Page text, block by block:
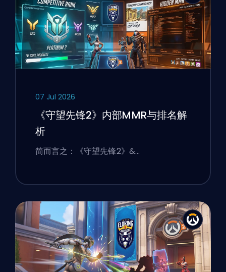
07 Jul 2026
《守望先锋2》内部MMR与排名解
析
简而言之：《守望先锋2》&…